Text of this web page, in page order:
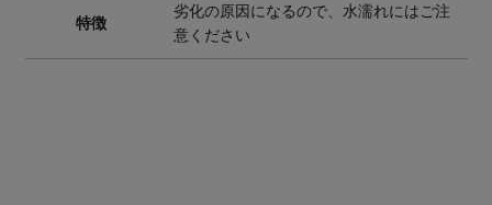
特徴
劣化の原因になるので、水濡れにはご注
意ください